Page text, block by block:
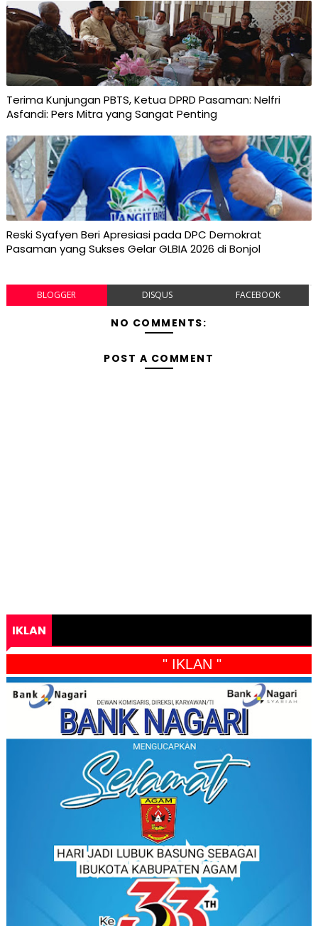
Terima Kunjungan PBTS, Ketua DPRD Pasaman: Nelfri
Asfandi: Pers Mitra yang Sangat Penting
Reski Syafyen Beri Apresiasi pada DPC Demokrat
Pasaman yang Sukses Gelar GLBIA 2026 di Bonjol
BLOGGER DISQUS FACEBOOK
NO COMMENTS:
POST A COMMENT
IKLAN
" IKLAN "